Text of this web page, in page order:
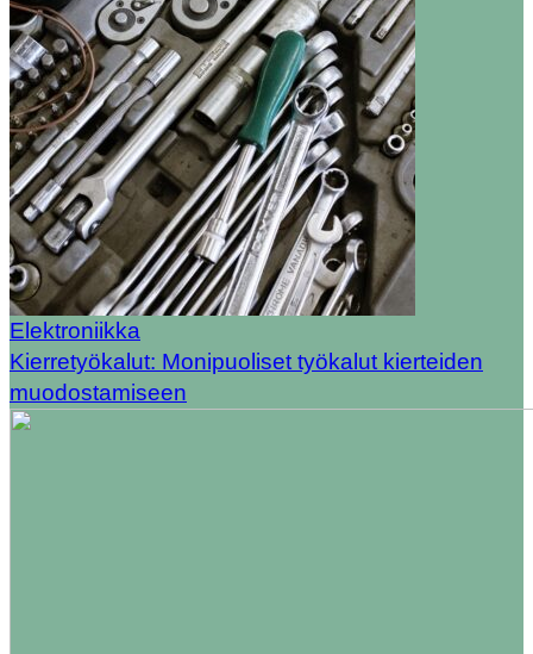
Elektroniikka
Kierretyökalut: Monipuoliset työkalut kierteiden
muodostamiseen